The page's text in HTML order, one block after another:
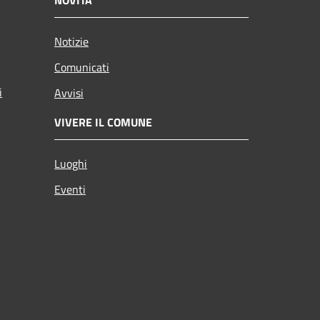
Notizie
Comunicati
Avvisi
VIVERE IL COMUNE
Luoghi
Eventi